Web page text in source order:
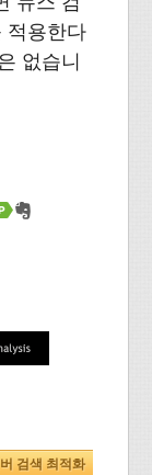
적용한다
없습니
검색 최적화